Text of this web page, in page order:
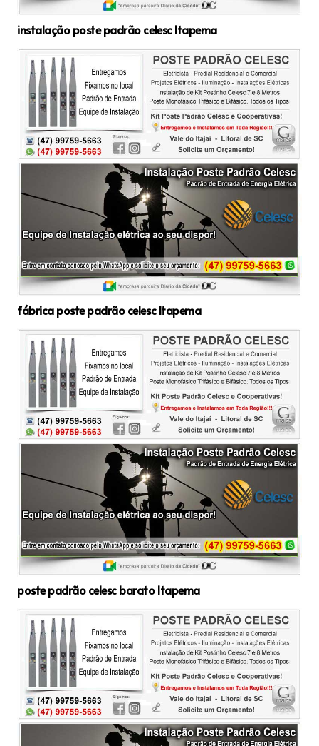
instalação poste padrão celesc Itapema
fábrica poste padrão celesc Itapema
poste padrão celesc barato Itapema